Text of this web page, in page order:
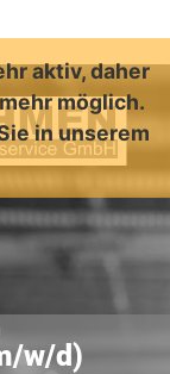
aktiv, daher
möglich.
in unserem
w/d)